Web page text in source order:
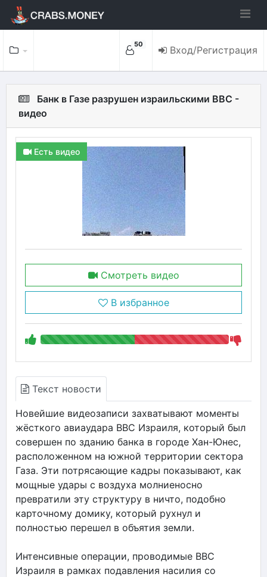
50 Вход/Регистрация
Банк в Газе разрушен израильскими ВВС -
видео
Есть видео
Смотреть видео
В избранное
Текст новости
Новейшие видеозаписи захватывают моменты
жёсткого авиаудара ВВС Израиля, который был
совершен по зданию банка в городе Хан-Юнес,
расположенном на южной территории сектора
Газа. Эти потрясающие кадры показывают, как
мощные удары с воздуха молниеносно
превратили эту структуру в ничто, подобно
карточному домику, который рухнул и
полностью перешел в объятия земли.
Интенсивные операции, проводимые ВВС
Израиля в рамках подавления насилия со